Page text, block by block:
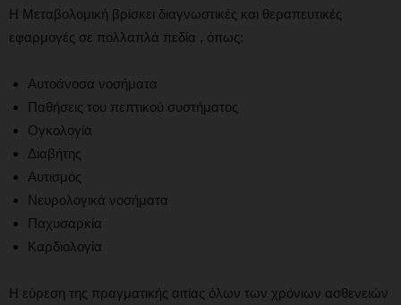
Η Μεταβολομική βρίσκει διαγνωστικές και θεραπευτικές
εφαρμογές σε πολλαπλά πεδία , όπως:
Αυτοάνοσα νοσήματα
Παθήσεις του πεπτικού συστήματος
Ογκολογία
Διαβήτης
Αυτισμός
Νευρολογικά νοσήματα
Παχυσαρκία
Καρδιολογία
Η εύρεση της πραγματικής αιτίας όλων των χρόνιων ασθενειών